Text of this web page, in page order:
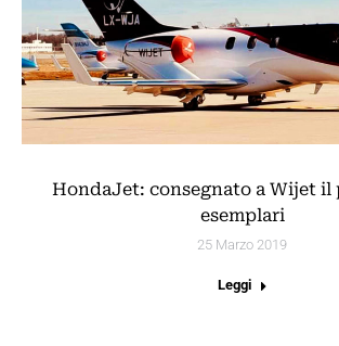
HondaJet: consegnato a Wijet il
esemplari
25 Marzo 2019
Leggi